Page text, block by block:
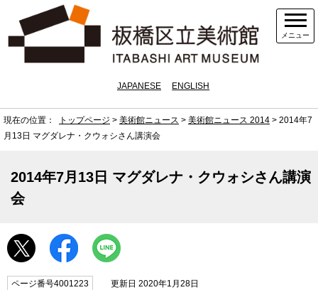
メニュー
JAPANESE ENGLISH
現在の位置： トップページ > 美術館ニュース > 美術館ニュース 2014 > 2014年7
月13日 マグダレナ・クウォシさん講演会
2014年7月13日 マグダレナ・クウォシさん講演
会
ページ番号4001223 更新日 2020年1月28日